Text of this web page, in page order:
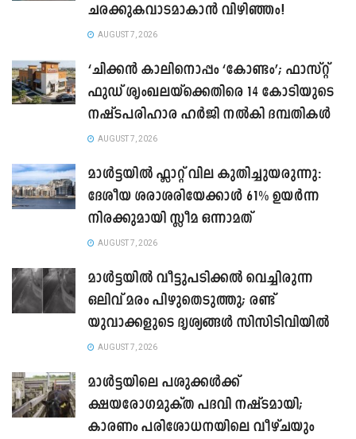
ചരക്കുകവാടമാകാൻ വിഴിഞ്ഞം!
AUGUST 7, 2026
‘ചിക്കൻ കാലിനൊപ്പം ‘കോണ്ടം’; ഫാസ്റ്റ്
ഫുഡ് ശൃംഖലയ്ക്കെതിരെ 14 കോടിയുടെ
നഷ്ടപരിഹാര ഹർജി നൽകി ദമ്പതികൾ
AUGUST 7, 2026
മാൾട്ടയിൽ ഫ്ലാറ്റ് വില കുതിച്ചുയരുന്നു:
ദേശീയ ശരാശരിയേക്കാൾ 61% ഉയർന്ന
നിരക്കുമായി സ്ലീമ ഒന്നാമത്
AUGUST 7, 2026
മാൾട്ടയിൽ വീട്ടുപടിക്കൽ വെച്ചിരുന്ന
ഒലിവ് മരം പിഴുതെടുത്തു; രണ്ട്
യുവാക്കളുടെ ദൃശ്യങ്ങൾ സിസിടിവിയിൽ
AUGUST 7, 2026
മാൾട്ടയിലെ പശുക്കൾക്ക്
ക്ഷയരോഗമുക്ത പദവി നഷ്ടമായി;
കാരണം പരിശോധനയിലെ വീഴ്ചയും